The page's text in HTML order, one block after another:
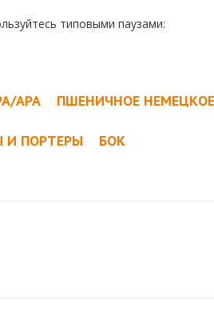
типовыми паузами:
APA ПШЕНИЧНОЕ
И ПОРТЕРЫ БОК